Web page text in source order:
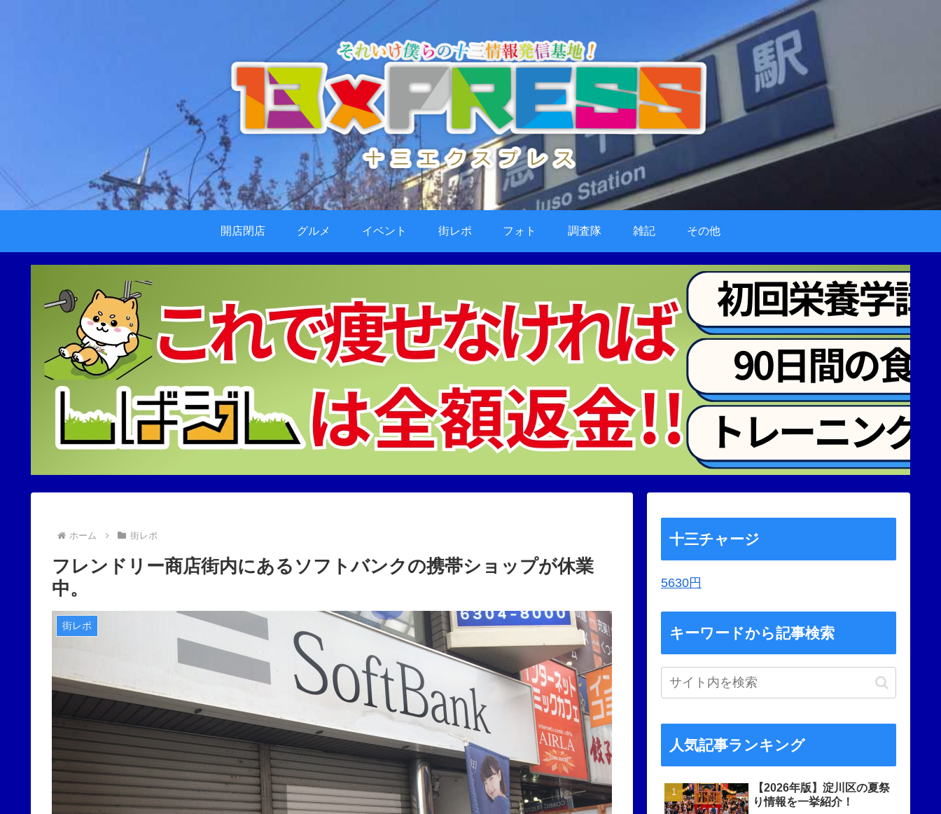
開店閉店 グルメ イベント 街レポ フォト 調査隊 雑記 その他
ホーム 街レポ
フレンドリー商店街内にあるソフトバンクの携帯ショップが休業
中。
街レポ
十三チャージ
5630円
キーワードから記事検索
人気記事ランキング
【2026年版】淀川区の夏祭
り情報を一挙紹介！